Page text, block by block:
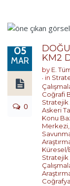
05
MAR
0
KM2
by E.
in
Coğrafi
Stratejik
Askeri
Konu
Merkezi,
Stratejik
Coğrafya